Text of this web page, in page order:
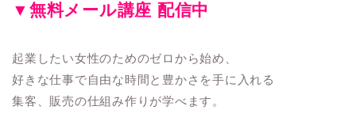
▼無料メール講座 配信中
起業したい女性のためのゼロから始め、
好きな仕事で自由な時間と豊かさを手に入れる
集客、 販売の仕組み作りが学べます。